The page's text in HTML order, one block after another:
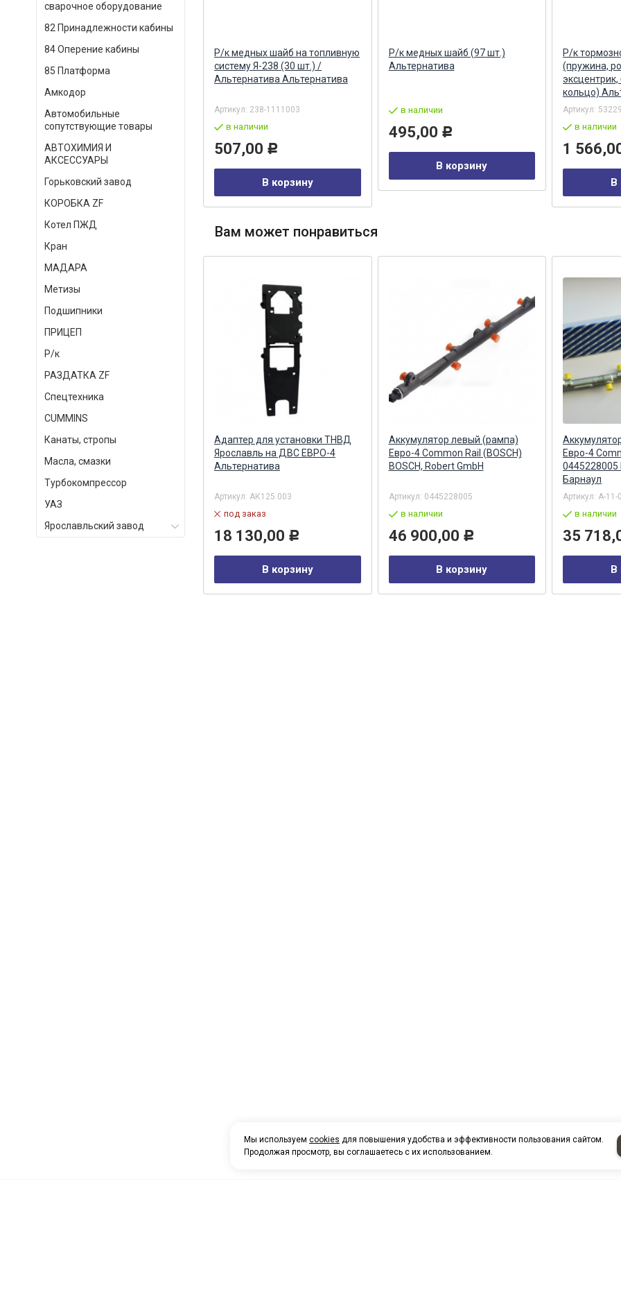
сварочное оборудование
82 Принадлежности кабины
84 Оперение кабины
85 Платформа
Амкодор
Автомобильные
сопутствующие товары
АВТОХИМИЯ И
АКСЕССУАРЫ
Горьковский завод
КОРОБКА ZF
Котел ПЖД
Кран
МАДАРА
Метизы
Подшипники
ПРИЦЕП
Р/к
РАЗДАТКА ZF
Спецтехника
СUMMINS
Канаты, стропы
Масла, смазки
Турбокомпрессор
УАЗ
Ярославльский завод
Р/к тормозного вала SAF SKRS
(шайбы) (075530 Sampa)
Артикул: 03317001600
в наличии
452,00 Р
В корзину
Р/к медных шайб на топливную
систему Я-238 (30 шт.) /
Альтернатива Альтернатива
Артикул: 238-1111003
в наличии
507,00 Р
В корзину
Р/к медных шайб (97 шт.)
Альтернатива
в наличии
495,00 Р
В корзину
Р/к
(пружина,
кольцо)
Артикул:
в наличии
1
В
Вам может понравиться
Аккумулятор правый (рампа)
0445228006 BOSCH) АЗПИ ОАО,
Барнаул
29 464,00 Р
Адаптер для установки ТНВД
Ярославль на ДВС ЕВРО-4
Альтернатива
Артикул: АК125.003
под заказ
18 130,00 Р
В корзину
Аккумулятор левый (рампа)
Евро-4 Common Rail (BOSCH)
BOSCH, Robert GmbH
Артикул: 0445228005
в наличии
46 900,00 Р
В корзину
Евро-4
Барнаул
Артикул: А-11-
в наличии
35
В
Мы используем cookies для повышения удобства и эффективности пользования сайтом.
Продолжая просмотр, вы соглашаетесь с их использованием.